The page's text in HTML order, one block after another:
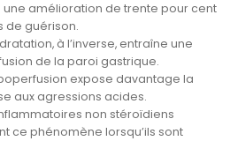
une amélioration de trente pour cent
de guérison.
à l’inverse, entraîne une
de la paroi gastrique.
expose davantage la
aux agressions acides.
non stéroïdiens
ce phénomène lorsqu’ils sont